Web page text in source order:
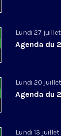
Lundi 27
Agenda du
Lundi 20
Agenda du
Lundi 13